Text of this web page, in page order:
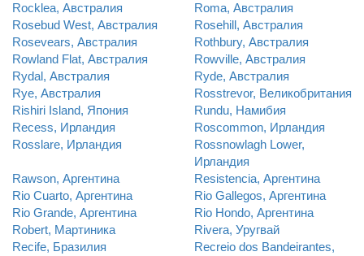
Rocklea, Австралия
Roma, Австралия
Rosebud West, Австралия
Rosehill, Австралия
Rosevears, Австралия
Rothbury, Австралия
Rowland Flat, Австралия
Rowville, Австралия
Rydal, Австралия
Ryde, Австралия
Rye, Австралия
Rosstrevor, Великобритания
Rishiri Island, Япония
Rundu, Намибия
Recess, Ирландия
Roscommon, Ирландия
Rosslare, Ирландия
Rossnowlagh Lower,
Ирландия
Rawson, Аргентина
Resistencia, Аргентина
Rio Cuarto, Аргентина
Rio Gallegos, Аргентина
Rio Grande, Аргентина
Rio Hondo, Аргентина
Robert, Мартиника
Rivera, Уругвай
Recife, Бразилия
Recreio dos Bandeirantes,